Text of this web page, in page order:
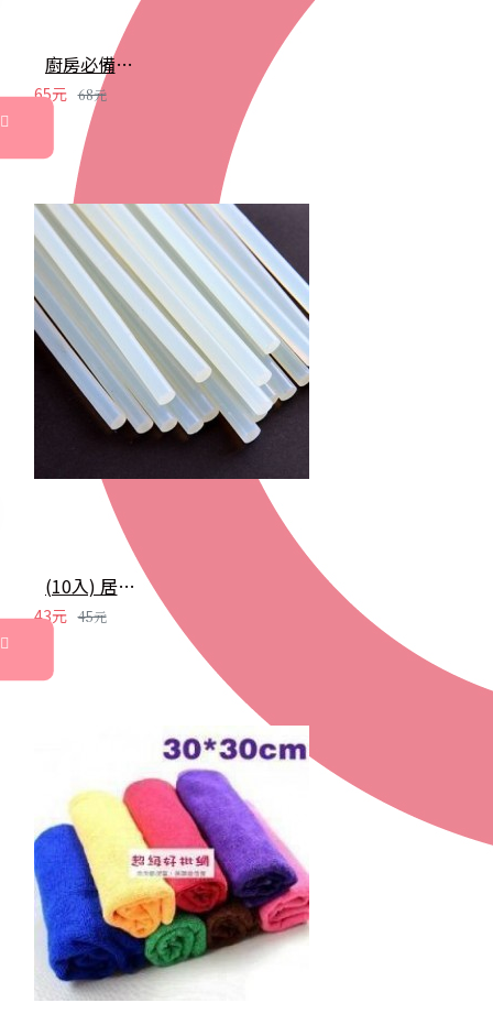
廚房必備防滑四合一開罐器 罐頭開罐器開瓶器
65元 68元
(10入) 居家必備 萬能熱溶膠條
43元 45元